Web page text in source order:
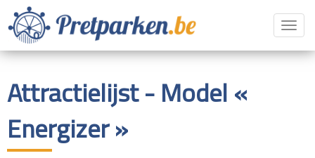
Attractielijst - Model «
Energizer »